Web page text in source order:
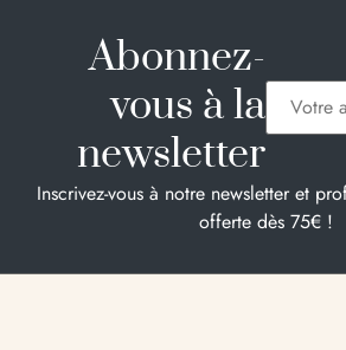
Abonnez-
vous à la
newsletter
Inscrivez-vous à notre newsletter et
offerte dès 75€ !